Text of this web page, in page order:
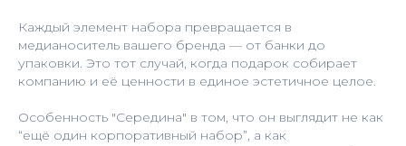
Каждый элемент набора превращается в
медианоситель вашего бренда — от банки до
упаковки. Это тот случай, когда подарок собирает
компанию и её ценности в единое эстетичное целое.
Особенность "Середина" в том, что он выглядит не как
“ещё один корпоративный набор”, а как